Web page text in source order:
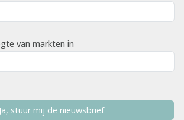
van markten in
Ja, stuur mij de nieuwsbrief